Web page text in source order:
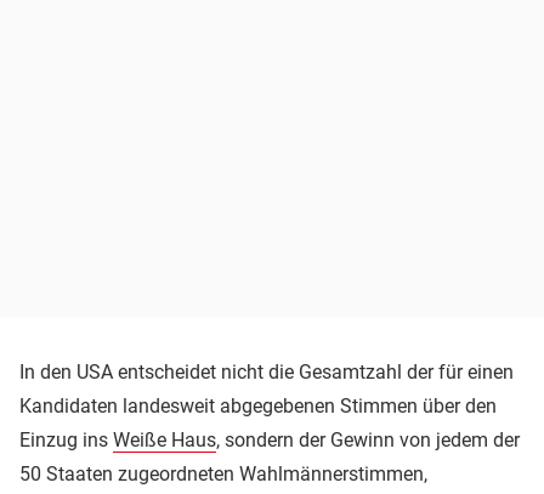
In den USA entscheidet nicht die Gesamtzahl der für einen
Kandidaten landesweit abgegebenen Stimmen über den
Einzug ins Weiße Haus, sondern der Gewinn von jedem der
50 Staaten zugeordneten Wahlmännerstimmen,